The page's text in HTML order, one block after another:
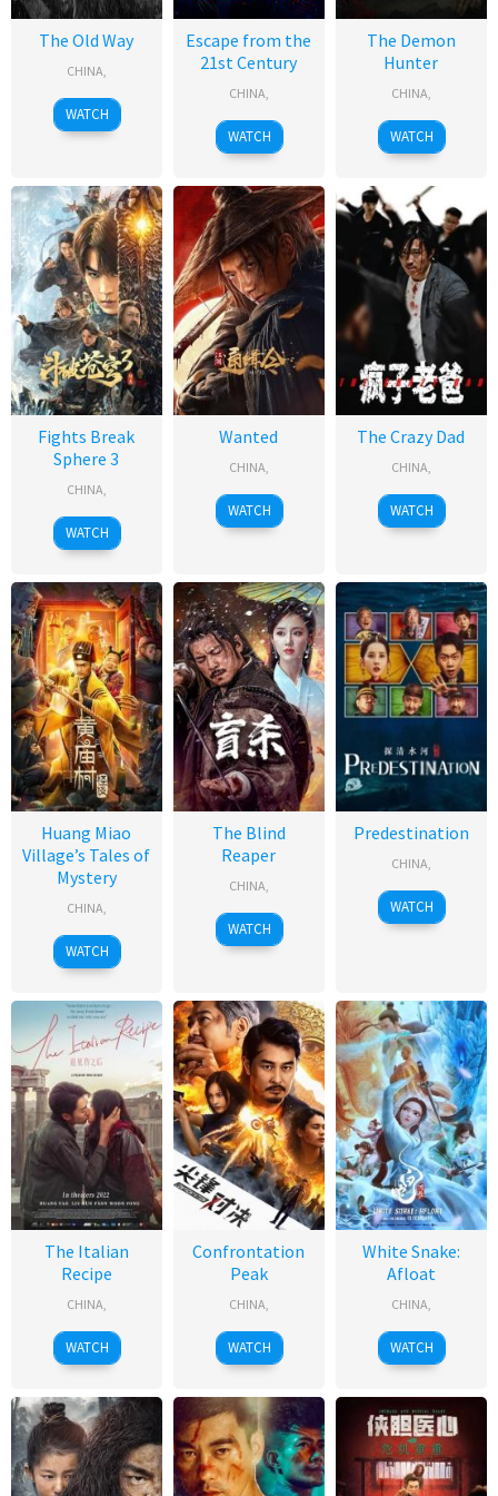
The Old Way
CHINA,
WATCH
Escape from the
21st Century
CHINA,
WATCH
The Demon
Hunter
CHINA,
WATCH
Fights Break
Sphere 3
CHINA,
WATCH
Wanted
CHINA,
WATCH
The Crazy Dad
CHINA,
WATCH
Huang Miao
Village’s Tales of
Mystery
CHINA,
WATCH
The Blind
Reaper
CHINA,
WATCH
Predestination
CHINA,
WATCH
The Italian
Recipe
CHINA,
WATCH
Confrontation
Peak
CHINA,
WATCH
White Snake:
Afloat
CHINA,
WATCH